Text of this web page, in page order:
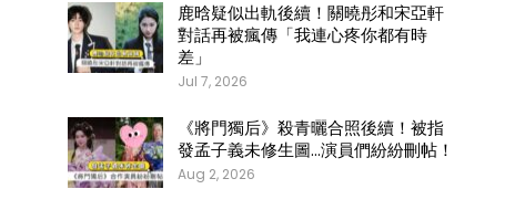
鹿晗疑似出軌後續！關曉彤和宋亞軒
對話再被瘋傳「我連心疼你都有時
差」
Jul 7, 2026
《將門獨后》殺青曬合照後續！被指
發孟子義未修生圖…演員們紛紛刪帖！
Aug 2, 2026